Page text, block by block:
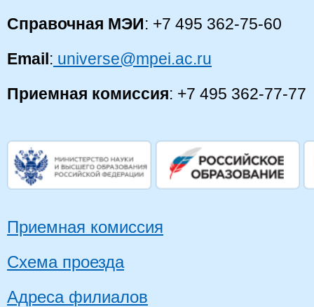
Справочная МЭИ: +7 495 362-75-60
Email: universe@mpei.ac.ru
Приемная комиссия: +7 495 362-77-77
Приемная комиссия
Схема проезда
Адреса филиалов